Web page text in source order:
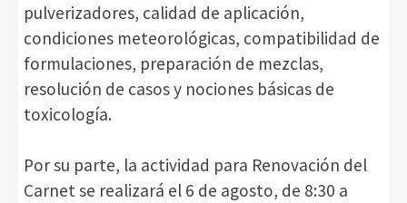
pulverizadores, calidad de aplicación,
condiciones meteorológicas, compatibilidad de
formulaciones, preparación de mezclas,
resolución de casos y nociones básicas de
toxicología.
Por su parte, la actividad para Renovación del
Carnet se realizará el 6 de agosto, de 8:30 a